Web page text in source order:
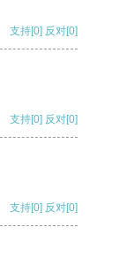
支持[0] 反对[0]
支持[0] 反对[0]
支持[0] 反对[0]